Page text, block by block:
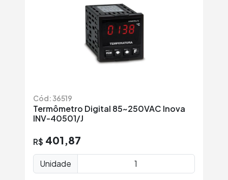
Cód: 36519
Termômetro Digital 85~250VAC Inova
INV-40501/J
R$ 401,87
Unidade